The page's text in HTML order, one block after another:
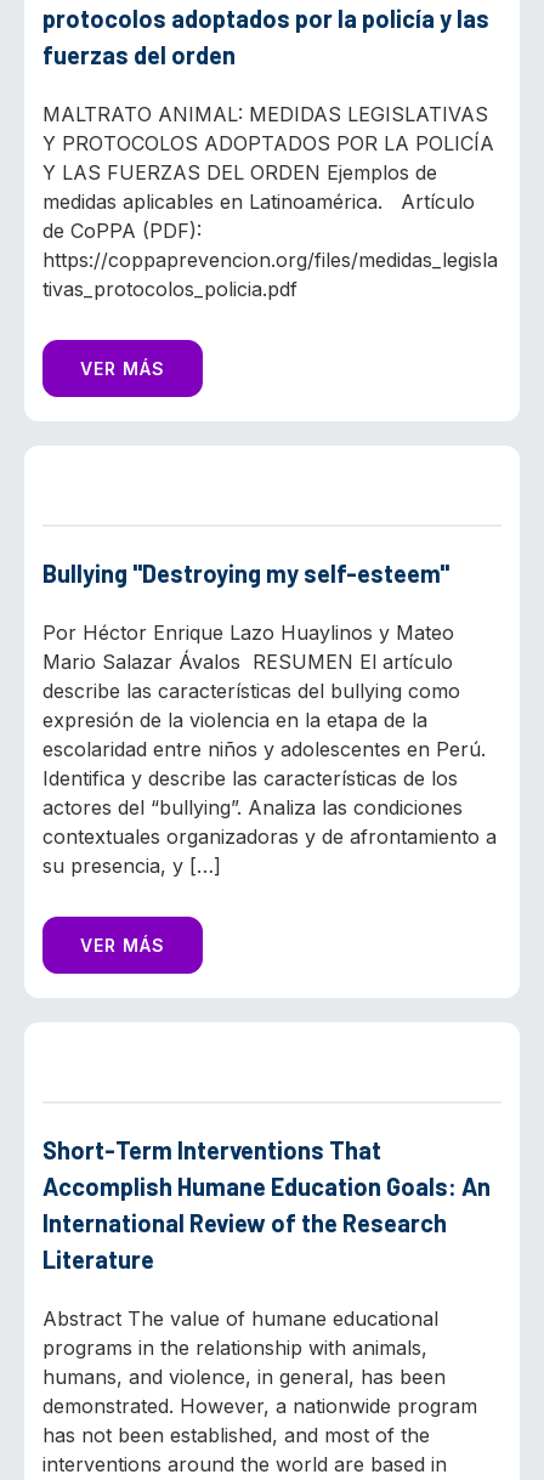
protocolos adoptados por la policía y las
fuerzas del orden
MALTRATO ANIMAL: MEDIDAS LEGISLATIVAS
Y PROTOCOLOS ADOPTADOS POR LA POLICÍA
Y LAS FUERZAS DEL ORDEN Ejemplos de
medidas aplicables en Latinoamérica. Artículo
de CoPPA (PDF):
https://coppaprevencion.org/files/medidas_legisla
tivas_protocolos_policia.pdf
VER MÁS
Bullying "Destroying my self-esteem"
Por Héctor Enrique Lazo Huaylinos y Mateo
Mario Salazar Ávalos RESUMEN El artículo
describe las características del bullying como
expresión de la violencia en la etapa de la
escolaridad entre niños y adolescentes en Perú.
Identifica y describe las características de los
actores del “bullying”. Analiza las condiciones
contextuales organizadoras y de afrontamiento a
su presencia, y […]
VER MÁS
Short-Term Interventions That
Accomplish Humane Education Goals: An
International Review of the Research
Literature
Abstract The value of humane educational
programs in the relationship with animals,
humans, and violence, in general, has been
demonstrated. However, a nationwide program
has not been established, and most of the
interventions around the world are based in